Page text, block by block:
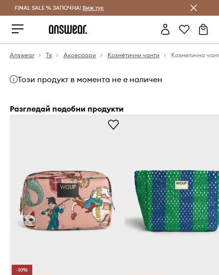
Спестявай с Answear Club
FINAL SALE % ЗАПОЧНА! Виж тук
Answear Тя Аксесоари Козметични чанти
Този продукт в момента не е наличен
Разгледай подобни продукти
-10%